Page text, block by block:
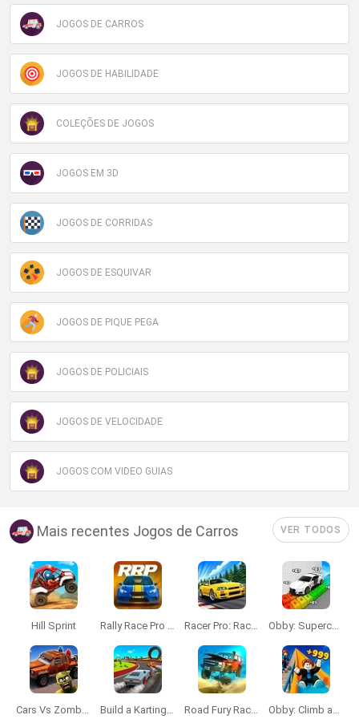
JOGOS DE CARROS
JOGOS DE HABILIDADE
COLEÇÕES DE JOGOS
JOGOS EM 3D
JOGOS DE CORRIDAS
JOGOS DE ESQUIVAR
JOGOS DE PIQUE PEGA
JOGOS DE POLICIAIS
JOGOS DE VELOCIDADE
JOGOS COM VIDEO GUIAS
Mais recentes Jogos de Carros VER TODOS
Hill Sprint Rally Race Pro 3.0 Racer Pro: Racing 3D Obby: Supercar Race on a Giant Keyboard
Cars Vs Zombies: Build your Car Build a Karting Track Road Fury Racing Obby: Climb and Slide